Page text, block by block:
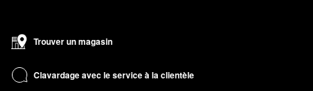
Trouver un magasin
Clavardage avec le service à la clientèle